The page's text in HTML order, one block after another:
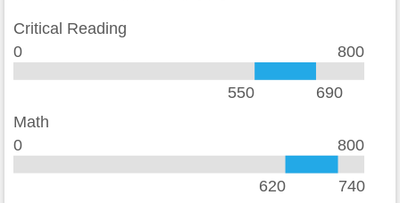
32
自動車盗難 21
放火
2014
違法武器 0
Critical Reading
0
800
550 690
Math
0 800
620 740